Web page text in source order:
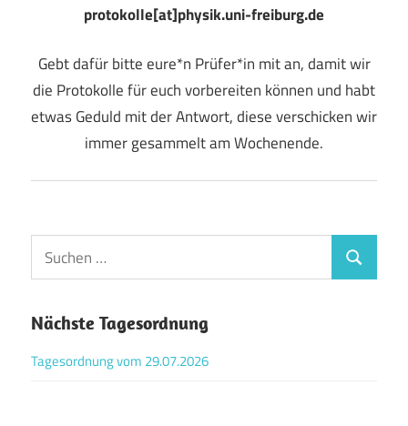
protokolle[at]physik.uni-freiburg.de
Gebt dafür bitte eure*n Prüfer*in mit an, damit wir
die Protokolle für euch vorbereiten können und habt
etwas Geduld mit der Antwort, diese verschicken wir
immer gesammelt am Wochenende.
Suchen
nach:
Suchen
Nächste Tagesordnung
Tagesordnung vom 29.07.2026